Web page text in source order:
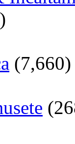
(7,660)